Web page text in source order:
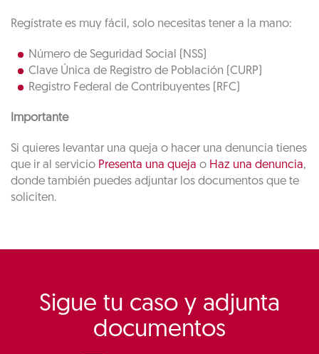
Regístrate es muy fácil, solo necesitas tener a la mano:
Número de Seguridad Social (NSS)
Clave Única de Registro de Población (CURP)
Registro Federal de Contribuyentes (RFC)
Importante
Si quieres levantar una queja o hacer una denuncia tienes
que ir al servicio Presenta una queja o Haz una denuncia,
donde también puedes adjuntar los documentos que te
soliciten.
Sigue tu caso y adjunta
documentos